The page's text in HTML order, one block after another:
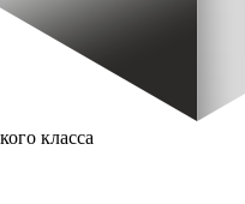
класса